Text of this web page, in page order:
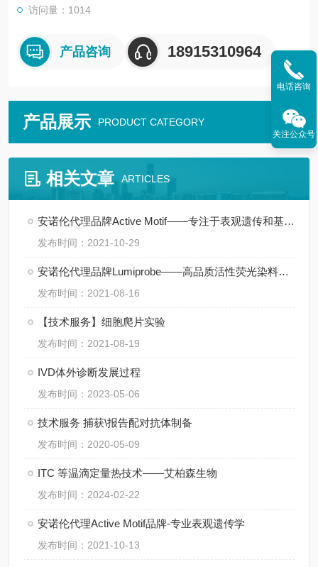
访问量：1014
产品咨询 18915310964
产品展示 PRODUCT CATEGORY
相关文章 ARTICLES
安诺伦代理品牌Active Motif——专注于表观遗传和基因调控领域
发布时间：2021-10-29
安诺伦代理品牌Lumiprobe——高品质活性荧光染料供应商
发布时间：2021-08-16
【技术服务】细胞爬片实验
发布时间：2021-08-19
IVD体外诊断发展过程
发布时间：2023-05-06
技术服务 捕获\报告配对抗体制备
发布时间：2020-05-09
ITC 等温滴定量热技术——艾柏森生物
发布时间：2024-02-22
安诺伦代理Active Motif品牌-专业表观遗传学
发布时间：2021-10-13
电话咨询
关注公众号